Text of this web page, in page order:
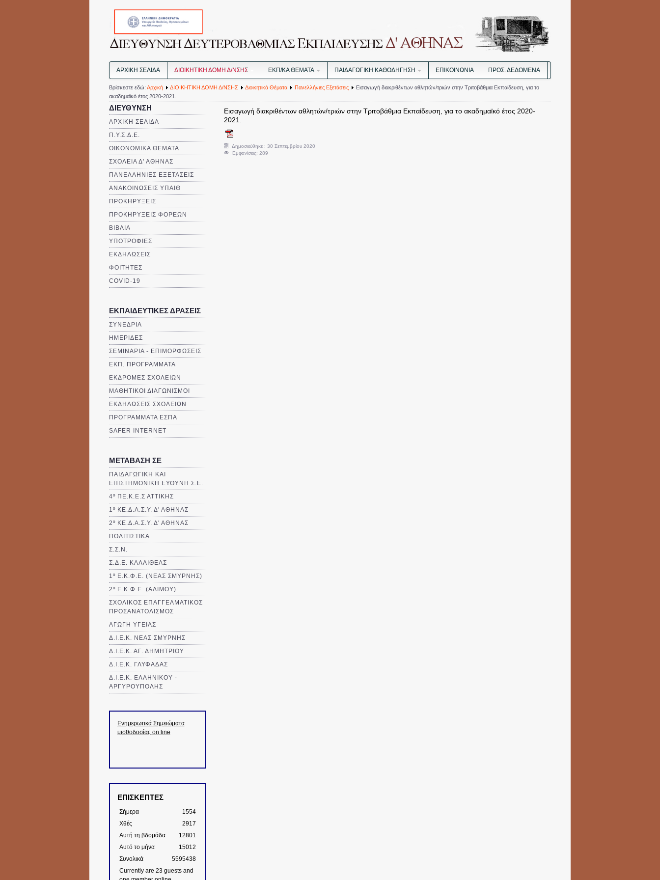
ΑΡΧΙΚΗ ΣΕΛΙΔΑ ΔΙΟΙΚΗΤΙΚΗ ΔΟΜΗ Δ/ΝΣΗΣ ΕΚΠ/ΚΑ ΘΕΜΑΤΑ ΠΑΙΔΑΓΩΓΙΚΗ ΚΑΘΟΔΗΓΗΣΗ ΕΠΙΚΟΙΝΩΝΙΑ ΠΡΟΣ. ΔΕΔΟΜΈΝΑ
Βρίσκεστε εδώ: Αρχική ΔΙΟΙΚΗΤΙΚΗ ΔΟΜΗ Δ/ΝΣΗΣ Διοικητικά Θέματα Πανελλήνιες Εξετάσεις
Εισαγωγή διακριθέντων αθλητών/τριών στην Τριτοβάθμια Εκπαίδευση, για το
ακαδημαϊκό έτος 2020-2021.
ΔΙΕΥΘΥΝΣΗ
ΑΡΧΙΚΗ ΣΕΛΙΔΑ
Π.Υ.Σ.Δ.Ε.
ΟΙΚΟΝΟΜΙΚΑ ΘΕΜΑΤΑ
ΣΧΟΛΕΙΑ Δ' ΑΘΗΝΑΣ
ΠΑΝΕΛΛΗΝΙΕΣ ΕΞΕΤΑΣΕΙΣ
ΑΝΑΚΟΙΝΩΣΕΙΣ ΥΠΑΙΘ
ΠΡΟΚΗΡΥΞΕΙΣ
ΠΡΟΚΗΡΥΞΕΙΣ ΦΟΡΕΩΝ
ΒΙΒΛΙΑ
ΥΠΟΤΡΟΦΙΕΣ
ΕΚΔΗΛΩΣΕΙΣ
ΦΟΙΤΗΤΕΣ
COVID-19
ΕΚΠΑΙΔΕΥΤΙΚΕΣ ΔΡΑΣΕΙΣ
ΣΥΝΕΔΡΙΑ
ΗΜΕΡΙΔΕΣ
ΣΕΜΙΝΑΡΙΑ - ΕΠΙΜΟΡΦΩΣΕΙΣ
ΕΚΠ. ΠΡΟΓΡΑΜΜΑΤΑ
ΕΚΔΡΟΜΕΣ ΣΧΟΛΕΙΩΝ
ΜΑΘΗΤΙΚΟΙ ΔΙΑΓΩΝΙΣΜΟΙ
ΕΚΔΗΛΩΣΕΙΣ ΣΧΟΛΕΙΩΝ
ΠΡΟΓΡΑΜΜΑΤΑ ΕΣΠΑ
SAFER INTERNET
ΜΕΤΑΒΑΣΗ ΣΕ
ΠΑΙΔΑΓΩΓΙΚΗ ΚΑΙ
ΕΠΙΣΤΗΜΟΝΙΚΗ ΕΥΘΥΝΗ Σ.Ε.
4º ΠΕ.Κ.Ε.Σ ΑΤΤΙΚΗΣ
1º ΚΕ.Δ.Α.Σ.Υ. Δ' ΑΘΗΝΑΣ
2º ΚΕ.Δ.Α.Σ.Υ. Δ' ΑΘΗΝΑΣ
ΠΟΛΙΤΙΣΤΙΚΑ
Σ.Σ.Ν.
Σ.Δ.Ε. ΚΑΛΛΙΘΈΑΣ
1º Ε.Κ.Φ.Ε. (ΝΕΑΣ ΣΜΥΡΝΗΣ)
2º Ε.Κ.Φ.Ε. (ΑΛΙΜΟΥ)
ΣΧΟΛΙΚΟΣ ΕΠΑΓΓΕΛΜΑΤΙΚΟΣ
ΠΡΟΣΑΝΑΤΟΛΙΣΜΟΣ
ΑΓΩΓΗ ΥΓΕΙΑΣ
Δ.Ι.Ε.Κ. ΝΕΑΣ ΣΜΥΡΝΗΣ
Δ.Ι.Ε.Κ. ΑΓ. ΔΗΜΗΤΡΙΟΥ
Δ.Ι.Ε.Κ. ΓΛΥΦΑΔΑΣ
Δ.Ι.Ε.Κ. ΕΛΛΗΝΙΚΟΥ -
ΑΡΓΥΡΟΥΠΟΛΗΣ
Ενημερωτικά Σημειώματα
μισθοδοσίας on line
ΕΠΙΣΚΕΠΤΕΣ
Σήμερα
1554
Χθές
2917
Αυτή τη βδομάδα
12801
Αυτό το μήνα
15012
Συνολικά
5595438
Currently are 23 guests and
Εισαγωγή διακριθέντων αθλητών/τριών στην Τριτοβάθμια Εκπαίδευση, για το ακαδημαϊκό έτος 2020-
2021.
Δημοσιεύθηκε : 30 Σεπτεμβρίου 2020
Εμφανίσεις: 289